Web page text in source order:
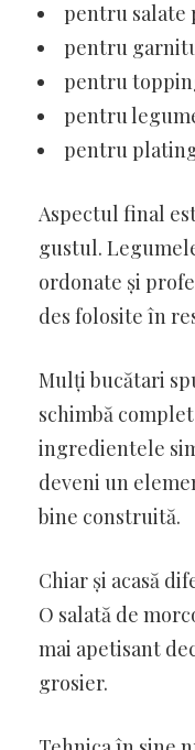
pentru salate
pentru
pentru
pentru
pentru
Aspectul final
gustul.
ordonate și
des folosite în
Mulți bucătari
schimbă
ingredientele
deveni un
bine construită.
Chiar și acasă
O salată de
mai apetisant
grosier.